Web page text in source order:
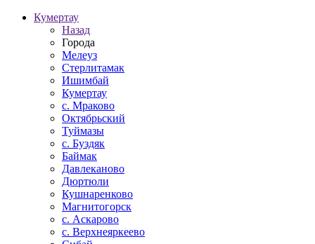
Кумертау
Назад
Города
Мелеуз
Стерлитамак
Ишимбай
Кумертау
c. Мраково
Октябрьский
Туймазы
c. Буздяк
Баймак
Давлеканово
Дюртюли
Кушнаренково
Магнитогорск
с. Аскарово
с. Верхнеяркеево